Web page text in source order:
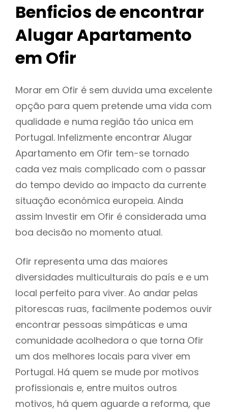
Benficios de encontrar
Alugar Apartamento
em Ofir
Morar em Ofir é sem duvida uma excelente
opção para quem pretende uma vida com
qualidade e numa região táo unica em
Portugal. Infelizmente encontrar Alugar
Apartamento em Ofir tem-se tornado
cada vez mais complicado com o passar
do tempo devido ao impacto da currente
situação económica europeia. Ainda
assim Investir em Ofir é considerada uma
boa decisão no momento atual.
Ofir representa uma das maiores
diversidades multiculturais do país e e um
local perfeito para viver. Ao andar pelas
pitorescas ruas, facilmente podemos ouvir
encontrar pessoas simpáticas e uma
comunidade acolhedora o que torna Ofir
um dos melhores locais para viver em
Portugal. Há quem se mude por motivos
profissionais e, entre muitos outros
motivos, há quem aguarde a reforma, que